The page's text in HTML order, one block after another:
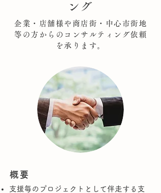
ング
企業・店舗様や商店街・中心市街地
等の方からのコンサルティング依頼
を承ります。
概要
支援毎のプロジェクトとして伴走する支